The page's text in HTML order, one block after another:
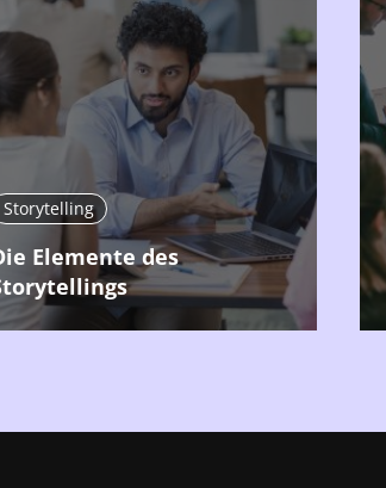
Storytelling
Elemente des